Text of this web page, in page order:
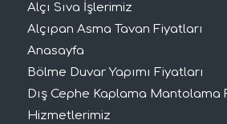
Alçı Sıva İşlerimiz
Alçıpan Asma Tavan Fiyatları
Anasayfa
Bölme Duvar Yapımı Fiyatları
Dış Cephe Kaplama Mantolama
Hizmetlerimiz